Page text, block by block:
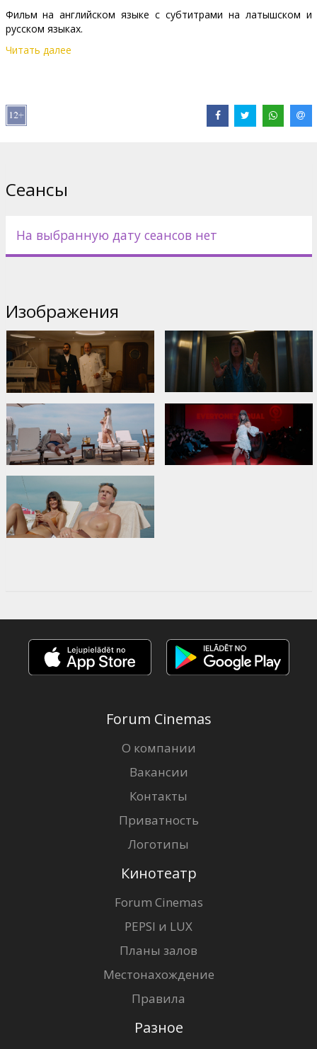
Фильм на английском языке с субтитрами на латышском и
русском языках.
В ролях:
,Zlatko Buric,Henrik
Dorsin
Читать далее
Сеансы
На выбранную дату сеансов нет
Изображения
Forum Cinemas
О компании
Вакансии
Контакты
Приватность
Логотипы
Кинотеатр
Forum Cinemas
PEPSI и LUX
Планы залов
Местонахождение
Правила
Разное